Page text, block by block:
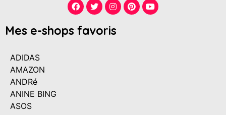
Mes e-shops favoris
ADIDAS
AMAZON
ANDRé
ANINE BING
ASOS